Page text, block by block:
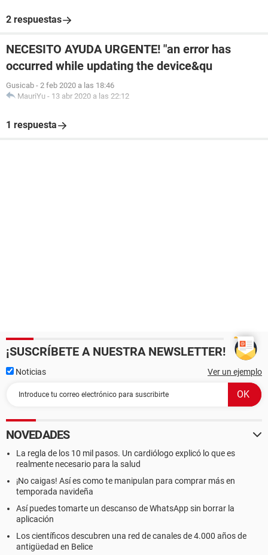
2 respuestas
NECESITO AYUDA URGENTE! "an error has
occurred while updating the device&qu
Gusicab - 2 feb 2020 a las 18:46
MauriYu - 13 abr 2020 a las 22:12
1 respuesta
¡SUSCRÍBETE A NUESTRA NEWSLETTER!
Noticias Ver un ejemplo
NOVEDADES
La regla de los 10 mil pasos. Un cardiólogo explicó lo que es
realmente necesario para la salud
¡No caigas! Así es como te manipulan para comprar más en
temporada navideña
Así puedes tomarte un descanso de WhatsApp sin borrar la
aplicación
Los científicos descubren una red de canales de 4.000 años de
antigüedad en Belice